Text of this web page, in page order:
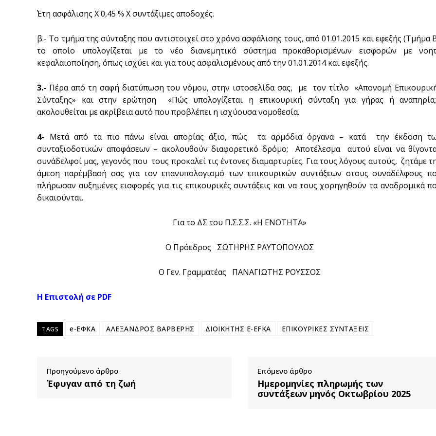
Έτη ασφάλισης Χ 0,45 % Χ συντάξιμες αποδοχές.
β.- Το τμήμα της σύνταξης που αντιστοιχεί στο χρόνο ασφάλισης τους, από 01.01.2015 και εφεξής (Τμήμα
το οποίο υπολογίζεται με το νέο διανεμητικό σύστημα προκαθορισμένων εισφορών με
κεφαλαιοποίηση, όπως ισχύει και για τους ασφαλισμένους από την 01.01.2014 και εφεξής.
3.- Πέρα από τη σαφή διατύπωση του νόμου, στην ιστοσελίδα σας, με τον τίτλο «Απονομή
Σύνταξης» και στην ερώτηση «Πώς υπολογίζεται η επικουρική σύνταξη για γήρας ή
ακολουθείται με ακρίβεια αυτό που προβλέπει η ισχύουσα νομοθεσία.
4- Μετά από τα πιο πάνω είναι απορίας άξιο, πώς τα αρμόδια όργανα – κατά την έκδοση
συνταξιοδοτικών αποφάσεων – ακολουθούν διαφορετικό δρόμο; Αποτέλεσμα αυτού είναι να
συνάδελφοί μας, γεγονός που τους προκαλεί τις έντονες διαμαρτυρίες. Για τους λόγους αυτούς, ζητάμε
άμεση παρέμβασή σας για τον επανυπολογισμό των επικουρικών συντάξεων στους συναδέλφους
πλήρωσαν αυξημένες εισφορές για τις επικουρικές συντάξεις και να τους χορηγηθούν τα αναδρομικά
δικαιούνται.
Για το ΔΣ του Π.Σ.Σ.Σ. «Η ΕΝΟΤΗΤΑ»
Ο Πρόεδρος ΣΩΤΗΡΗΣ ΡΑΥΤΟΠΟΥΛΟΣ
Ο Γεν. Γραμματέας ΠΑΝΑΓΙΩΤΗΣ ΡΟΥΣΣΟΣ
Η Επιστολή σε PDF
TAGS e-ΕΦΚΑ ΑΛΕΞΑΝΔΡΟΣ ΒΑΡΒΕΡΗΣ ΔΙΟΙΚΗΤΗΣ E-EFKA ΕΠΙΚΟΥΡΙΚΕΣ ΣΥΝΤΑΞΕΙΣ
Προηγούμενο άρθρο
Έφυγαν από τη ζωή
Επόμενο άρθρο
Ημερομηνίες πληρωμής των
συντάξεων μηνός Οκτωβρίου 2025